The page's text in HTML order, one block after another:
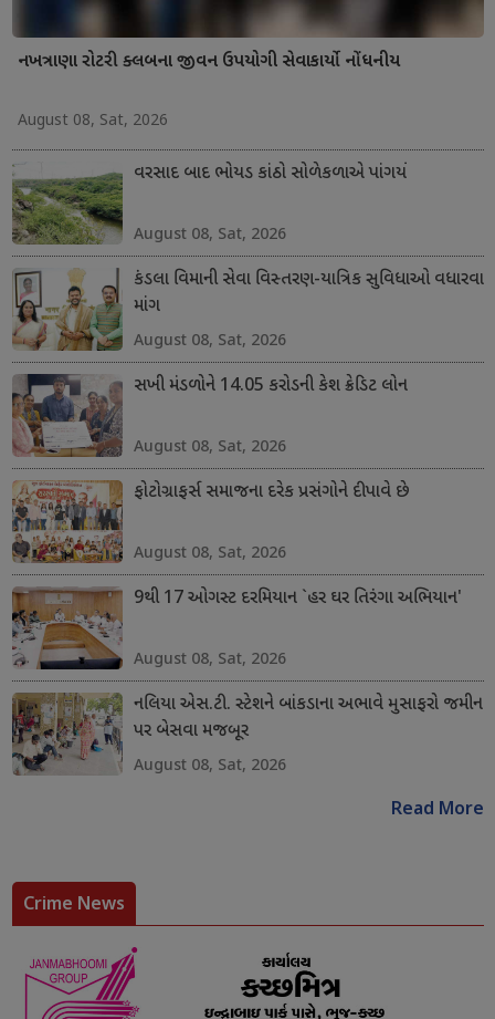
નખત્રાણા રોટરી ક્લબના જીવન ઉપયોગી સેવાકાર્યો નોંધનીય
August 08, Sat, 2026
વરસાદ બાદ ભોયડ કાંઠો સોળેકળાએ પાંગર્યો
August 08, Sat, 2026
કંડલા વિમાની સેવા વિસ્તરણ-યાત્રિક સુવિધાઓ વધારવા
માંગ
August 08, Sat, 2026
સખી મંડળોને 14.05 કરોડની કેશ ક્રેડિટ લોન
August 08, Sat, 2026
ફોટોગ્રાફર્સ સમાજના દરેક પ્રસંગોને દીપાવે છે
August 08, Sat, 2026
9થી 17 ઓગસ્ટ દરમિયાન `હર ઘર તિરંગા અભિયાન'
August 08, Sat, 2026
નલિયા એસ.ટી. સ્ટેશને બાંકડાના અભાવે મુસાફરો જમીન
પર બેસવા મજબૂર
August 08, Sat, 2026
Read More
Crime News